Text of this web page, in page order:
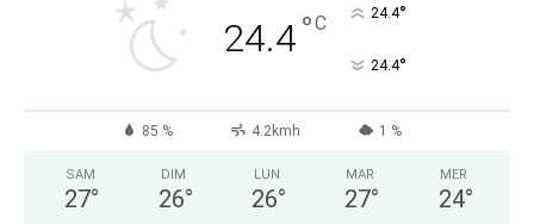
24.4°C 24.4°
24.4°
85 % 4.2kmh 1 %
SAM
27°
DIM
26°
LUN
26°
MAR
27°
MER
24°